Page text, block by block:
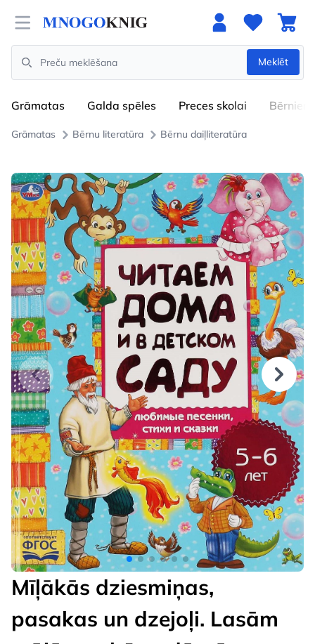
Open menu
Search
Meklēt
Grāmatas Galda spēles Preces skolai Bērniem
Grāmatas Bērnu literatūra Bērnu daiļliteratūra
Mīļākās dziesmiņas,
pasakas un dzejoļi. Lasām